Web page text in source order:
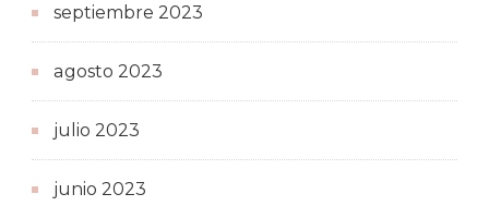
septiembre 2023
agosto 2023
julio 2023
junio 2023